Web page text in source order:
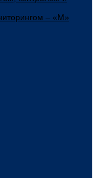
– «М»